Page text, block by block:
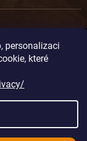
personalizaci
které